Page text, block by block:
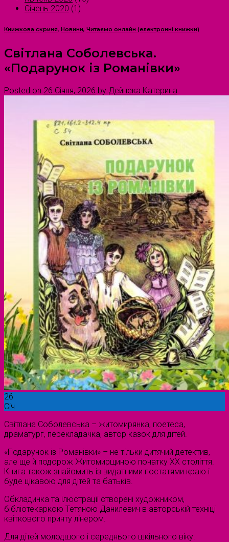
Січень 2020 (1)
Книжкова скриня, Новини, Читаємо онлайн (електронні книжки)
Світлана Соболевська.
«Подарунок із Романівки»
Posted on 26 Січня, 2026 by Дейнека Катерина
26
Січ
Світлана Соболевська – житомирянка, поетеса,
драматург, перекладачка, автор казок для дітей.
«Подарунок із Романівки» – не тільки дитячий детектив,
але ще й подорож Житомирщиною початку ХХ століття.
Книга також знайомить із видатними постатями краю і
буде цікавою для дітей та батьків.
Обкладинка та ілюстрації створені художником,
бібліотекаркою Тетяною Данилевич в авторській техніці
квіткового принту лінером.
Для дітей молодшого і середнього шкільного віку.